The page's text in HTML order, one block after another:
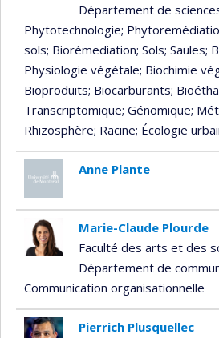
Département de
Phytotechnologie;
sols; Biorémediation; Sols; Saules;
Physiologie végétale; Biochimie
Bioproduits; Biocarburants;
Transcriptomique; Génomique;
Rhizosphère; Racine; Écologie
Anne Plante
Marie-Claude Plourde
Faculté des arts et des
Département de
Communication organisationnelle
Pierrich Plusquellec